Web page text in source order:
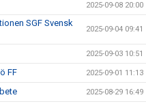
2025-09-08 20:00
SGF Svensk
2025-09-04 09:41
2025-09-03 10:51
FF 2025-09-01 11:13
2025-08-29 16:49